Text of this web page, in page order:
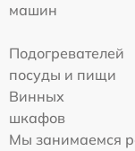
машин
Подогревателей
посуды и пищи
Винных
шкафов
Мы занимаемся